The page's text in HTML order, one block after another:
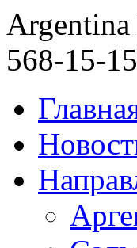
568-15-15